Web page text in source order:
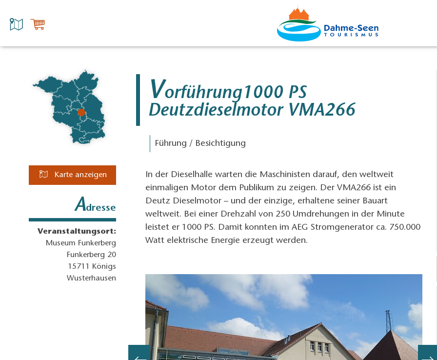
Karte anzeigen
Adresse
Veranstaltungsort:
Museum Funkerberg
Funkerberg 20
15711 Königs
Wusterhausen
Vorführung1000 PS
Deutzdieselmotor VMA266
Führung / Besichtigung
In der Dieselhalle warten die Maschinisten darauf, den weltweit
einmaligen Motor dem Publikum zu zeigen. Der VMA266 ist ein
Deutz Dieselmotor – und der einzige, erhaltene seiner Bauart
weltweit. Bei einer Drehzahl von 250 Umdrehungen in der Minute
leistet er 1000 PS. Damit konnten im AEG Stromgenerator ca. 750.000
Watt elektrische Energie erzeugt werden.